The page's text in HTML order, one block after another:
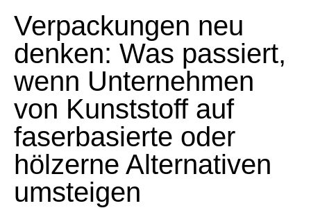
Verpackungen neu
denken: Was passiert,
wenn Unternehmen
von Kunststoff auf
faserbasierte oder
hölzerne Alternativen
umsteigen